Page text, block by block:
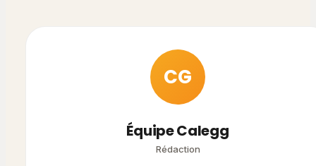
CG
Équipe Calegg
Rédaction